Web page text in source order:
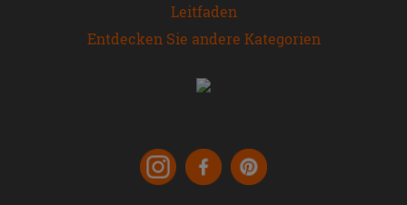
Leitfaden
Entdecken Sie andere Kategorien